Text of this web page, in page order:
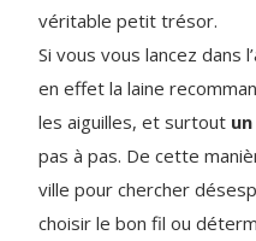
véritable petit trésor.
Si vous vous lancez dans
en effet la laine
les aiguilles, et surtout
pas à pas. De cette
ville pour chercher
choisir le bon fil ou